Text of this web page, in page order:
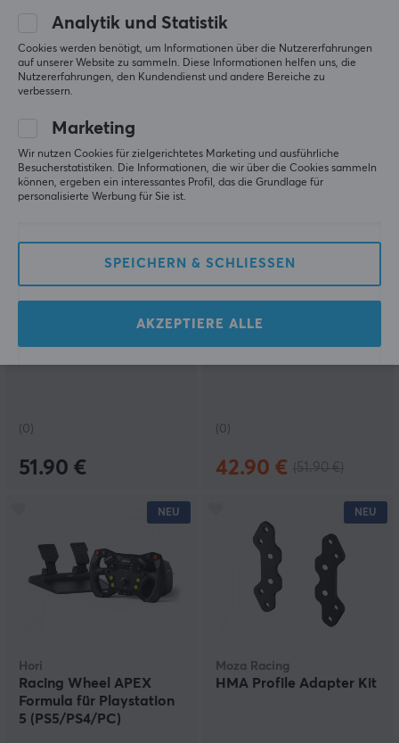
R16 Ultra Direct Drive
Wheel Base
(0)
549 €
CDR Ares
CES Not-Aus
(0)
51.90 €
Conspit
CPP APEX Kupplung
(0)
42.90 €
NEU
Hori
Racing Wheel APEX
Formula für Playstation
5 (PS5/PS4/PC)
NEU
Moza Racing
HMA Profile Adapter Kit
Analytik und Statistik
Cookies werden benötigt, um Informationen über die Nutzererfahrungen
auf unserer Website zu sammeln. Diese Informationen helfen uns, die
Nutzererfahrungen, den Kundendienst und andere Bereiche zu
verbessern.
Marketing
Wir nutzen Cookies für zielgerichtetes Marketing und ausführliche
Besucherstatistiken. Die Informationen, die wir über die Cookies sammeln
können, ergeben ein interessantes Profil, das die Grundlage für
personalisierte Werbung für Sie ist.
SPEICHERN & SCHLIESSEN
AKZEPTIERE ALLE